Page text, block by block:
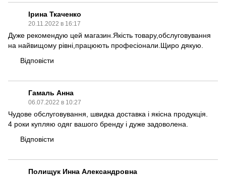
Ірина Ткаченко
20.11.2022 в 16:17
Дуже рекомендую цей магазин.Якість товару,обслуговування
на найвищому рівні,працюють професіонали.Щиро дякую.
Відповісти
Гамаль Анна
06.07.2022 в 10:27
Чудове обслуговування, швидка доставка і якісна продукція.
4 роки купляю одяг вашого бренду і дуже задоволена.
Відповісти
Полищук Инна Александровна